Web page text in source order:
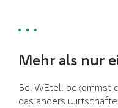
Mehr als nur
Bei WEtell bekommst
das anders